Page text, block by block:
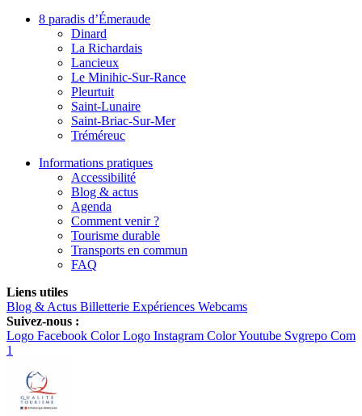
8 paradis d’Émeraude
Dinard
La Richardais
Lancieux
Le Minihic-Sur-Rance
Pleurtuit
Saint-Lunaire
Saint-Briac-Sur-Mer
Tréméreuc
Informations pratiques
Accessibilité
Blog & actus
Agenda
Comment venir ?
Tourisme durable
Transports en commun
FAQ
Liens utiles
Blog & Actus Billetterie Expériences Webcams
Suivez-nous :
Logo Facebook Color Logo Instagram ColorYoutube Svgrepo Com
1